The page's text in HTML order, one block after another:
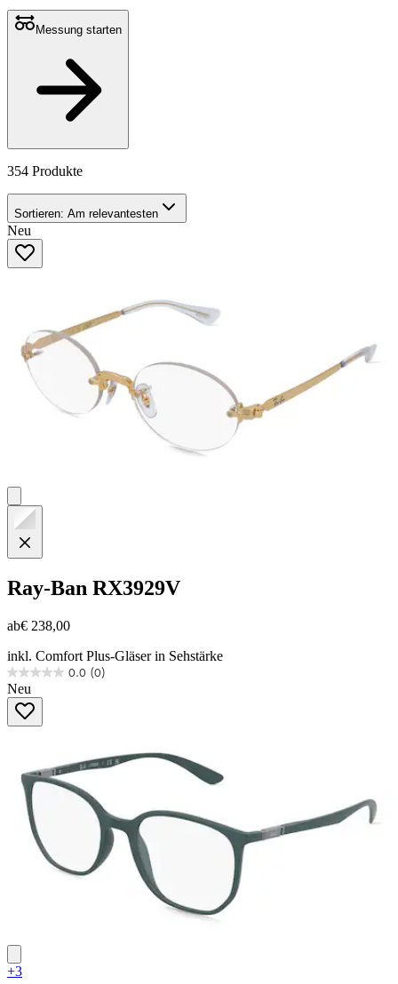
Messung starten
354 Produkte
Sortieren: Am relevantesten
Neu
Ray-Ban RX3929V
ab€ 238,00
inkl. Comfort Plus-Gläser in Sehstärke
0.0 (0)
0.0
von
Sternen.
Neu
+3